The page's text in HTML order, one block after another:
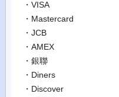
・VISA
・Mastercard
・JCB
・AMEX
・銀聯
・Diners
・Discover